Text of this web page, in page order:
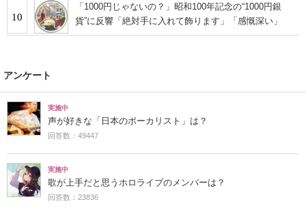
10
「1000円じゃないの？」昭和100年記念の“1000円銀
貨”に反響「絶対手に入れて飾ります」「感慨深い」
アンケート
実施中
声が好きな「日本のボーカリスト」は？
回答数：49447
実施中
歌が上手だと思うホロライブのメンバーは？
回答数：23836